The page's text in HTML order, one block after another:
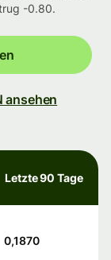
-0.80.
ansehen
Letzte 90 Tage
0,1870